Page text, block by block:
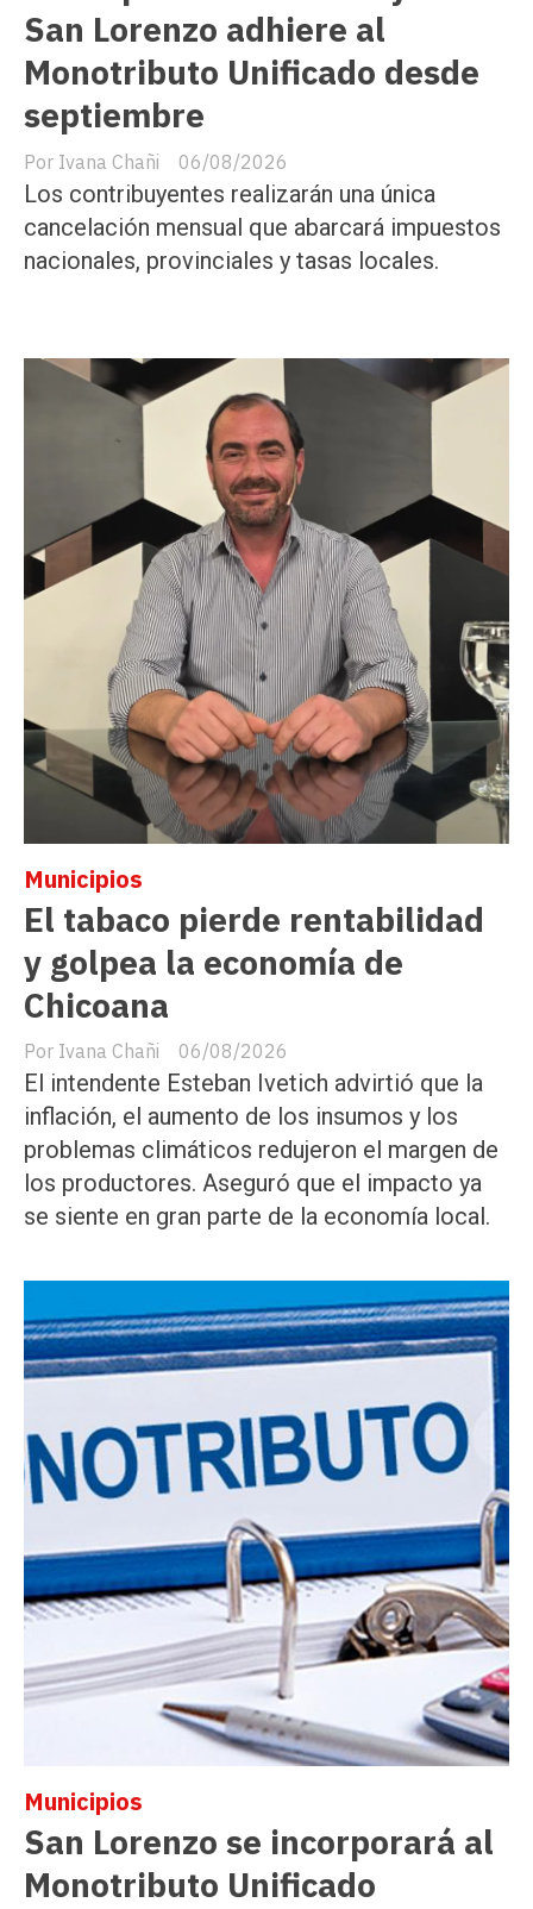
San Lorenzo adhiere al
Monotributo Unificado desde
septiembre
Ivana Chañi 06/08/2026
Los contribuyentes realizarán una única
cancelación mensual que abarcará impuestos
nacionales, provinciales y tasas locales.
El tabaco pierde rentabilidad
y golpea la economía de
Chicoana
Ivana Chañi
Municipios
06/08/2026
El intendente Esteban Ivetich advirtió que la
inflación, el aumento de los insumos y los
problemas climáticos redujeron el margen de
los productores. Aseguró que el impacto ya
se siente en gran parte de la economía local.
San Lorenzo se incorporará al
Monotributo Unificado
Municipios